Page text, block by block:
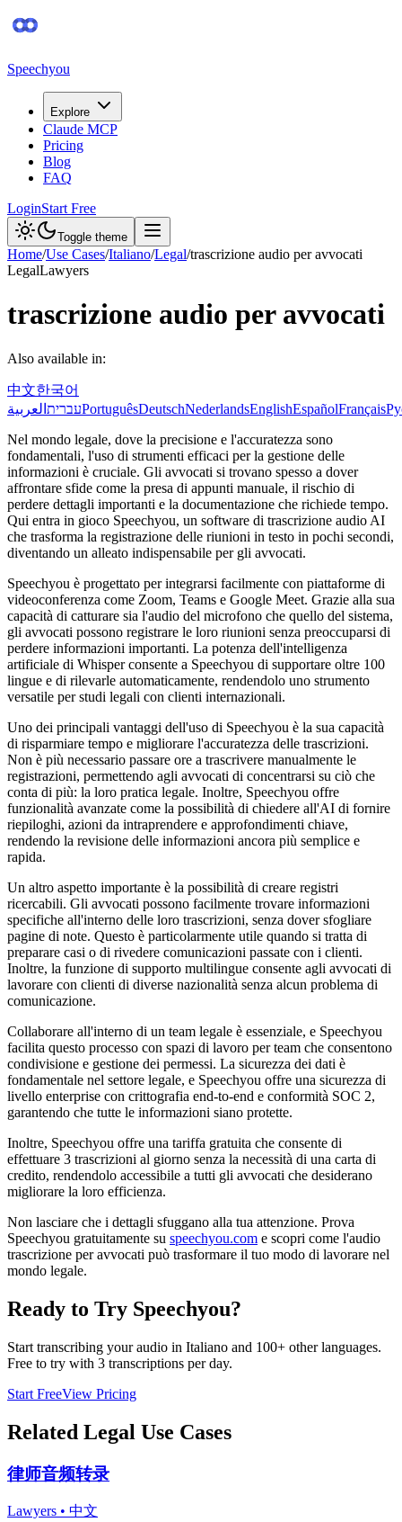
Speechyou
Explore
Claude MCP
Pricing
Blog
FAQ
LoginStart Free
Toggle theme
Home/Use Cases/Italiano/Legal/trascrizione audio per avvocati
LegalLawyers
trascrizione audio per avvocati
Also available in:
中文한국어
עברית العربية PortuguêsDeutschNederlandsEnglishEspañolFrançais
Nel mondo legale, dove la precisione e l'accuratezza sono
fondamentali, l'uso di strumenti efficaci per la gestione delle
informazioni è cruciale. Gli avvocati si trovano spesso a dover
affrontare sfide come la presa di appunti manuale, il rischio di
perdere dettagli importanti e la documentazione che richiede tempo.
Qui entra in gioco Speechyou, un software di trascrizione audio AI
che trasforma la registrazione delle riunioni in testo in pochi secondi,
diventando un alleato indispensabile per gli avvocati.
Speechyou è progettato per integrarsi facilmente con piattaforme di
videoconferenza come Zoom, Teams e Google Meet. Grazie alla sua
capacità di catturare sia l'audio del microfono che quello del sistema,
gli avvocati possono registrare le loro riunioni senza preoccuparsi di
perdere informazioni importanti. La potenza dell'intelligenza
artificiale di Whisper consente a Speechyou di supportare oltre 100
lingue e di rilevarle automaticamente, rendendolo uno strumento
versatile per studi legali con clienti internazionali.
Uno dei principali vantaggi dell'uso di Speechyou è la sua capacità
di risparmiare tempo e migliorare l'accuratezza delle trascrizioni.
Non è più necessario passare ore a trascrivere manualmente le
registrazioni, permettendo agli avvocati di concentrarsi su ciò che
conta di più: la loro pratica legale. Inoltre, Speechyou offre
funzionalità avanzate come la possibilità di chiedere all'AI di fornire
riepiloghi, azioni da intraprendere e approfondimenti chiave,
rendendo la revisione delle informazioni ancora più semplice e
rapida.
Un altro aspetto importante è la possibilità di creare registri
ricercabili. Gli avvocati possono facilmente trovare informazioni
specifiche all'interno delle loro trascrizioni, senza dover sfogliare
pagine di note. Questo è particolarmente utile quando si tratta di
preparare casi o di rivedere comunicazioni passate con i clienti.
Inoltre, la funzione di supporto multilingue consente agli avvocati di
lavorare con clienti di diverse nazionalità senza alcun problema di
comunicazione.
Collaborare all'interno di un team legale è essenziale, e Speechyou
facilita questo processo con spazi di lavoro per team che consentono
condivisione e gestione dei permessi. La sicurezza dei dati è
fondamentale nel settore legale, e Speechyou offre una sicurezza di
livello enterprise con crittografia end-to-end e conformità SOC 2,
garantendo che tutte le informazioni siano protette.
Inoltre, Speechyou offre una tariffa gratuita che consente di
effettuare 3 trascrizioni al giorno senza la necessità di una carta di
credito, rendendolo accessibile a tutti gli avvocati che desiderano
migliorare la loro efficienza.
Non lasciare che i dettagli sfuggano alla tua attenzione. Prova
Speechyou gratuitamente su speechyou.com e scopri come l'audio
trascrizione per avvocati può trasformare il tuo modo di lavorare nel
mondo legale.
Ready to Try Speechyou?
Start transcribing your audio in Italiano and 100+ other languages.
Free to try with 3 transcriptions per day.
Start FreeView Pricing
Related Legal Use Cases
律师音频转录
Lawyers • 中文